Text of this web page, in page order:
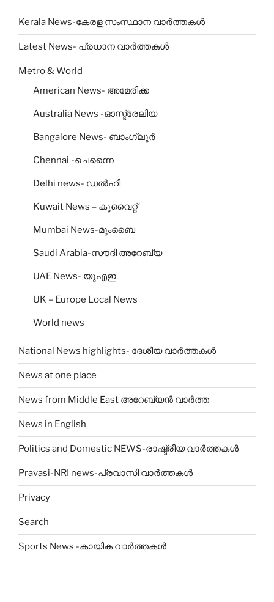
Kerala News-കേരള സംസ്ഥാന വാർത്തകൾ
Latest News- പ്രധാന വാർത്തകൾ
Metro & World
American News- അമേരിക്ക
Australia News -ഓസ്ട്രേലിയ
Bangalore News- ബാംഗ്ലൂര്‍
Chennai -ചെന്നൈ
Delhi news- ഡല്‍ഹി
Kuwait News – കുവൈറ്റ്
Mumbai News-മുംബൈ
Saudi Arabia-സൗദി അറേബ്യ
UAE News- യുഎഇ
UK – Europe Local News
World news
National News highlights- ദേശീയ വാർത്തകൾ
News at one place
News from Middle East അറേബ്യൻ വാർത്ത
News in English
Politics and Domestic NEWS-രാഷ്ട്രീയ വാർത്തകൾ
Pravasi-NRI news-പ്രവാസി വാർത്തകൾ
Privacy
Search
Sports News -കായിക വാർത്തകൾ